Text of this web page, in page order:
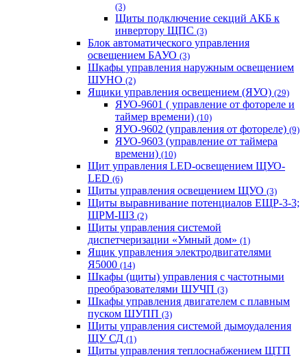
(3)
Щиты подключение секций АКБ к
инвертору ЩПС (3)
Блок автоматического управления
освещением БАУО (3)
Шкафы управления наружным освещением
ШУНО (2)
Ящики управления освещением (ЯУО) (29)
ЯУО-9601 ( управление от фотореле и
таймер времени) (10)
ЯУО-9602 (управления от фотореле) (9)
ЯУО-9603 (управление от таймера
времени) (10)
Щит управления LED-освещением ЩУО-
LED (6)
Щиты управления освещением ЩУО (3)
Щиты выравнивание потенциалов ЕЩР-3-3;
ЩРМ-ШЗ (2)
Щиты управления системой
диспетчеризации «Умный дом» (1)
Ящик управления электродвигателями
Я5000 (14)
Шкафы (щиты) управления с частотными
преобразователями ШУЧП (3)
Шкафы управления двигателем с плавным
пуском ШУПП (3)
Щиты управления системой дымоудаления
ЩУ СД (1)
Щиты управления теплоснабжением ЩТП